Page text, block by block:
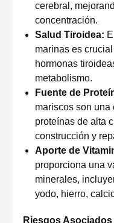
cerebral,
concentración.
Salud Tiroidea:
marinas es
hormonas
metabolismo.
Fuente de
mariscos son una
proteínas de alta
construcción y
Aporte de
proporciona una
minerales,
yodo, hierro,
Riesgos